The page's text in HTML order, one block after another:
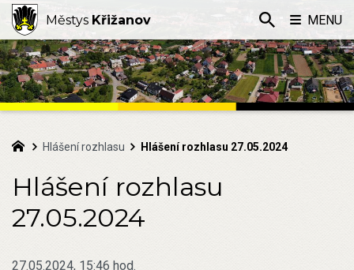
Hlášení rozhlasu Hlášení rozhlasu 27.05.2024
Hlášení rozhlasu
27.05.2024
27.05.2024, 15:46 hod.
Městys Křižanov MENU